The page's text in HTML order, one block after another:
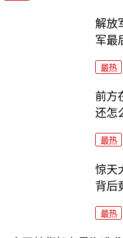
解放
军最
最热
前方
还怎
最热
惊天
背后
最热